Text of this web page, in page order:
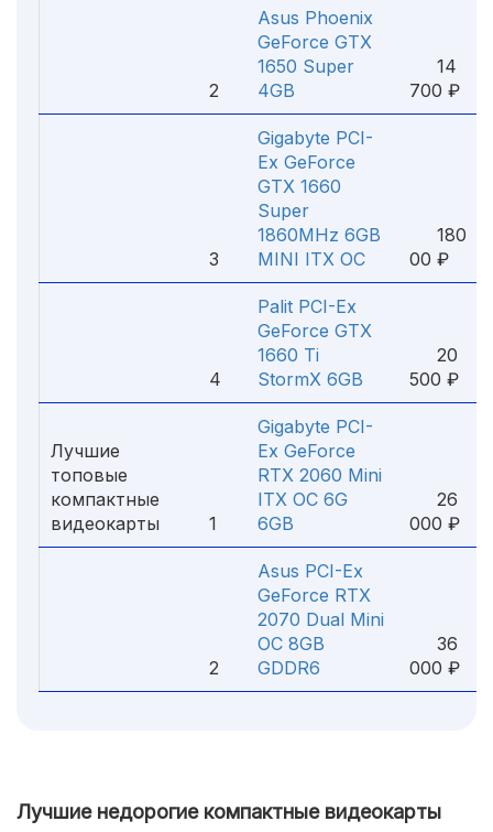
2
Asus Phoenix
GeForce GTX
1650 Super
4GB
14
700 ₽
3
Gigabyte PCI-
Ex GeForce
GTX 1660
Super
1860MHz 6GB
MINI ITX OC
180
00 ₽
4
Palit PCI-Ex
GeForce GTX
1660 Ti
StormX 6GB
20
500 ₽
Лучшие
топовые
компактные
видеокарты
1
Gigabyte PCI-
Ex GeForce
RTX 2060 Mini
ITX OC 6G
6GB
26
000 ₽
2
Asus PCI-Ex
GeForce RTX
2070 Dual Mini
ОС 8GB
GDDR6
36
000 ₽
Лучшие недорогие компактные видеокарты